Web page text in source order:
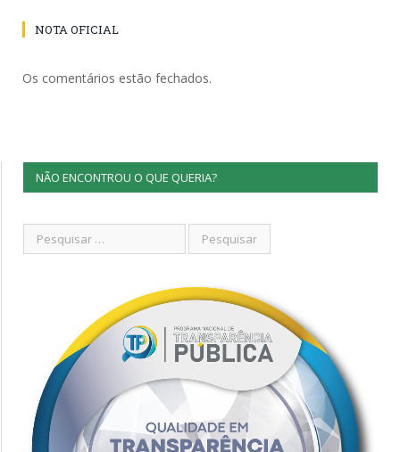
NOTA OFICIAL
Os comentários estão fechados.
NÃO ENCONTROU O QUE QUERIA?